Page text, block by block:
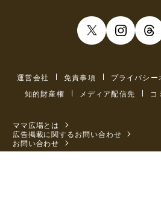
運営会社 免責事項 プライバシー
知的財産権
メディア配信先 コ
ママ広場とは
広告掲載に関するお問い合わせ
お問い合わせ